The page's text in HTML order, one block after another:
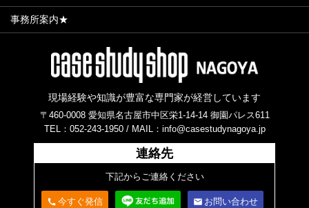
事務所案内★
現場経験や知識が豊富な専門家が経営しています
〒460-0008 愛知県名古屋市中区栄1-14-14 御園パレス611
TEL：052-243-1950 / MAIL：info@casestudynagoya.jp
連絡先
下記からご連絡ください
call 今すぐ発信 email お問い合わせ